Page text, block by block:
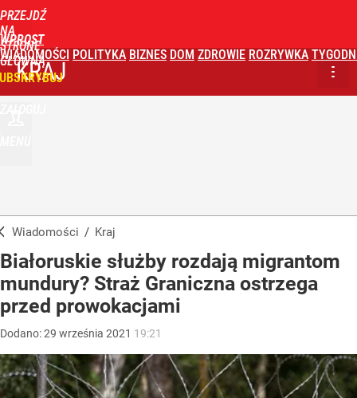
PRZEJDŹ
NA
STRONĘ
GŁÓWNĄ
WPROST
WIADOMOŚCI POLITYKA BIZNES DOM ZDROWIE ROZRYWKA
KRAJ
Wiadomości / Kraj
Białoruskie służby rozdają migrantom
mundury? Straż Graniczna ostrzega
przed prowokacjami
Dodano:29 września 2021 19:21